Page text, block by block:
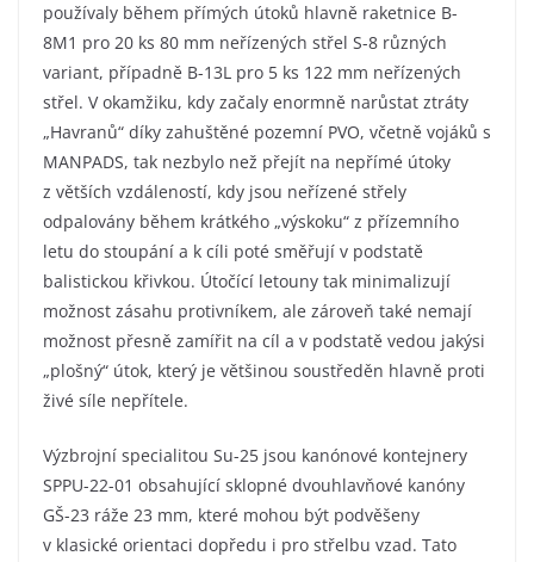
používaly během přímých útoků hlavně raketnice B-
8M1 pro 20 ks 80 mm neřízených střel S-8 různých
variant, případně B-13L pro 5 ks 122 mm neřízených
střel. V okamžiku, kdy začaly enormně narůstat ztráty
„Havranů“ díky zahuštěné pozemní PVO, včetně vojáků s
MANPADS, tak nezbylo než přejít na nepřímé útoky
z větších vzdáleností, kdy jsou neřízené střely
odpalovány během krátkého „výskoku“ z přízemního
letu do stoupání a k cíli poté směřují v podstatě
balistickou křivkou. Útočící letouny tak minimalizují
možnost zásahu protivníkem, ale zároveň také nemají
možnost přesně zamířit na cíl a v podstatě vedou jakýsi
„plošný“ útok, který je většinou soustředěn hlavně proti
živé síle nepřítele.
Výzbrojní specialitou Su-25 jsou kanónové kontejnery
SPPU-22-01 obsahující sklopné dvouhlavňové kanóny
GŠ-23 ráže 23 mm, které mohou být podvěšeny
v klasické orientaci dopředu i pro střelbu vzad. Tato